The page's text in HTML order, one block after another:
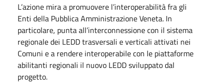
L’azione mira a promuovere l’interoperabilità fra gli
Enti della Pubblica Amministrazione Veneta. In
particolare, punta all’interconnessione con il sistema
regionale dei LEDD trasversali e verticali attivati nei
Comuni e a rendere interoperabile con le piattaforme
abilitanti regionali il nuovo LEDD sviluppato dal
progetto.